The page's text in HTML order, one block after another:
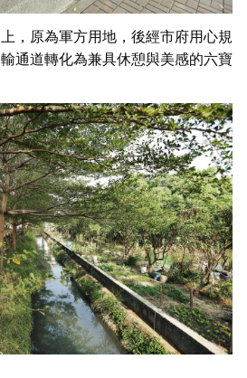
，原為軍方用地，後經市府用心規
通道轉化為兼具休憩與美感的六寶